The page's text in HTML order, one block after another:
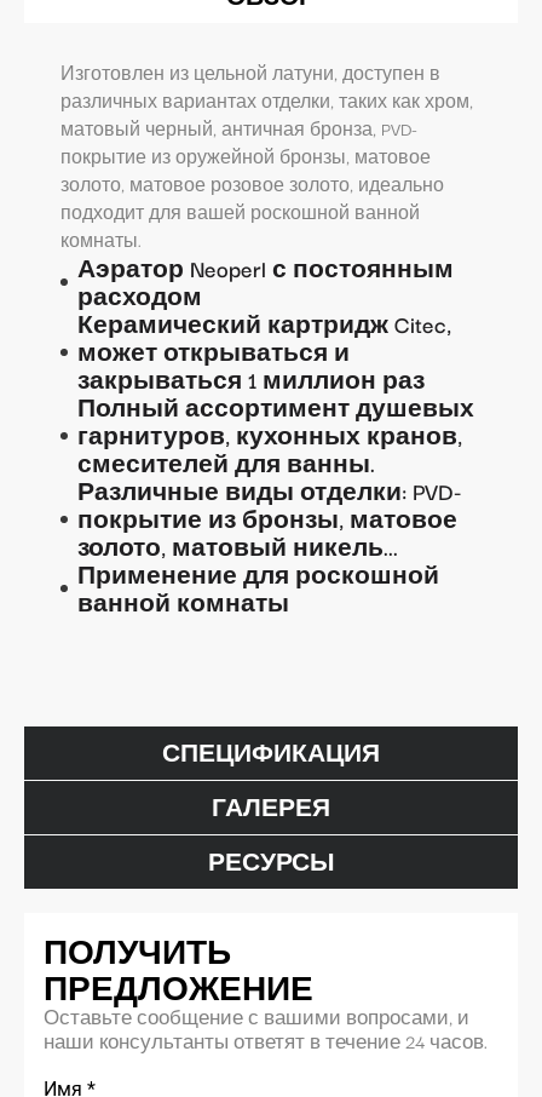
СПЕЦИФИКАЦИЯ
ГАЛЕРЕЯ
РЕСУРСЫ
Изготовлен из цельной латуни, доступен в
различных вариантах отделки, таких как хром,
матовый черный, античная бронза, PVD-
покрытие из оружейной бронзы, матовое
золото, матовое розовое золото, идеально
подходит для вашей роскошной ванной
комнаты.
Аэратор Neoperl с постоянным
расходом
Керамический картридж Citec,
может открываться и
закрываться 1 миллион раз
Полный ассортимент душевых
гарнитуров, кухонных кранов,
смесителей для ванны.
Различные виды отделки: PVD-
покрытие из бронзы, матовое
золото, матовый никель...
Применение для роскошной
ванной комнаты
ПОЛУЧИТЬ
ПРЕДЛОЖЕНИЕ
Оставьте сообщение с вашими вопросами, и
наши консультанты ответят в течение 24 часов.
Имя *